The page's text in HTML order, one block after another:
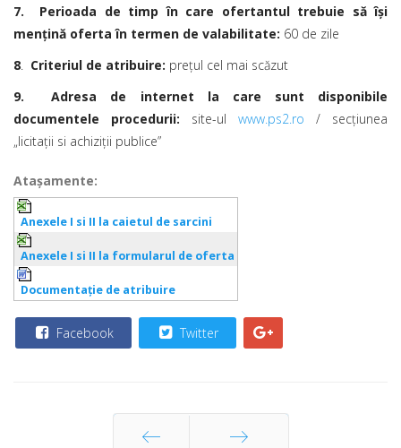
7. Perioada de timp în care ofertantul trebuie să își
mențină oferta în termen de valabilitate: 60 de zile
8. Criteriul de atribuire: prețul cel mai scăzut
9. Adresa de internet la care sunt disponibile
documentele procedurii: site-ul www.ps2.ro / secțiunea
„licitații si achiziții publice”
Ataşamente:
Anexele I si II la caietul de sarcini
Anexele I si II la formularul de oferta
Documentaţie de atribuire
Facebook Twitter